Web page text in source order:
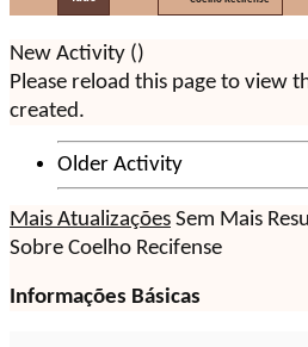
New Activity ()
Please reload this page to view
created.
Older Activity
Mais Atualizações Sem Mais
Sobre Coelho Recifense
Informações Básicas